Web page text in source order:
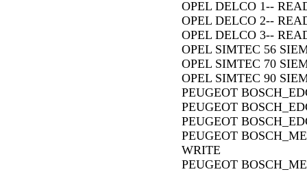
OPEL DELCO 1--
OPEL DELCO 2--
OPEL DELCO 3--
OPEL SIMTEC 56
OPEL SIMTEC 70
OPEL SIMTEC 90
PEUGEOT
PEUGEOT
PEUGEOT
PEUGEOT
WRITE
PEUGEOT